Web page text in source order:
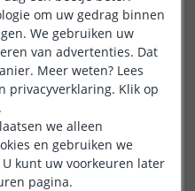
precies ziet wat de
melding ontvangen
. Daarnaast is het
te meten,
omstandigheden in de
om uw gedrag binnen
We gebruiken uw
van advertenties. Dat
Meer weten? Lees
privacyverklaring. Klik op
we alleen
en gebruiken we
kunt uw voorkeuren later
pagina.